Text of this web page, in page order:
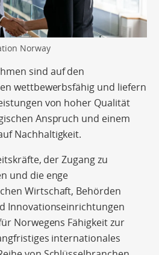
Norway
sind auf den
wettbewerbsfähig und liefern
von hoher Qualität
Anspruch und einem
Nachhaltigkeit.
der Zugang zu
und die enge
Wirtschaft, Behörden
Innovationseinrichtungen
Norwegens Fähigkeit zur
internationales